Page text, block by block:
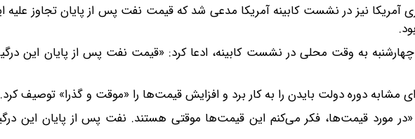
نیز در نشست کابینه آمریکا مدعی شد که قیمت نفت پس از پایان تجاوز علیه
به وقت محلی در نشست کابینه، ادعا کرد: «قیمت نفت پس از پایان این
مشابه دوره دولت بایدن را به کار برد و افزایش قیمت‌ها را «موقت و گذرا» توصیف کرد.
«در مورد قیمت‌ها، فکر می‌کنم این قیمت‌ها موقتی هستند. نفت پس از پایان این